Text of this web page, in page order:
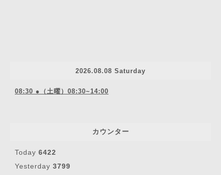
2026.08.08 Saturday
08:30 ●（土曜）08:30~14:00
カウンター
Today 6422
Yesterday 3799